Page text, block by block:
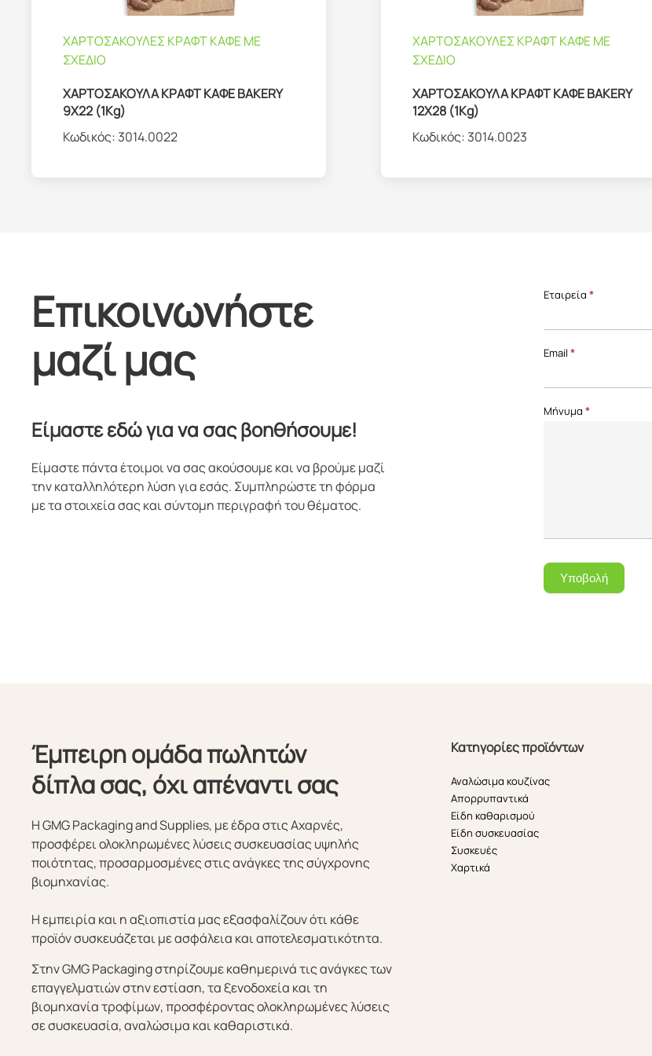
ΧΑΡΤΟΣΑΚΟΥΛΕΣ ΚΡΑΦΤ ΚΑΦΕ ΜΕ
ΣΧΕΔΙΟ
ΧΑΡΤΟΣΑΚΟΥΛΑ ΚΡΑΦΤ ΚΑΦΕ BAKERY
9X22 (1Kg)
Κωδικός: 3014.0022
ΧΑΡΤΟΣΑΚΟΥΛΕΣ ΚΡΑΦΤ ΚΑΦΕ ΜΕ
ΣΧΕΔΙΟ
ΧΑΡΤΟΣΑΚΟΥΛΑ ΚΡΑΦΤ ΚΑΦΕ BAKERY
12X28 (1Kg)
Κωδικός: 3014.0023
Επικοινωνήστε
μαζί μας
Είμαστε εδώ για να σας βοηθήσουμε!
Είμαστε πάντα έτοιμοι να σας ακούσουμε και να βρούμε μαζί
την καταλληλότερη λύση για εσάς. Συμπληρώστε τη φόρμα
με τα στοιχεία σας και σύντομη περιγραφή του θέματος.
Επικοινωνία
Page
Εταιρεία *
Email *
Μήνυμα *
Υποβολή
Έμπειρη ομάδα πωλητών
δίπλα σας, όχι απέναντι σας
Η GMG Packaging and Supplies, με έδρα στις Αχαρνές,
προσφέρει ολοκληρωμένες λύσεις συσκευασίας υψηλής
ποιότητας, προσαρμοσμένες στις ανάγκες της σύγχρονης
βιομηχανίας.
Η εμπειρία και η αξιοπιστία μας εξασφαλίζουν ότι κάθε
προϊόν συσκευάζεται με ασφάλεια και αποτελεσματικότητα.
Κατηγορίες προϊόντων
Αναλώσιμα κουζίνας
Απορρυπαντικά
Είδη καθαρισμού
Είδη συσκευασίας
Συσκευές
Χαρτικά
Στην GMG Packaging στηρίζουμε καθημερινά τις ανάγκες των
επαγγελματιών στην εστίαση, τα ξενοδοχεία και τη
βιομηχανία τροφίμων, προσφέροντας ολοκληρωμένες λύσεις
σε συσκευασία, αναλώσιμα και καθαριστικά.